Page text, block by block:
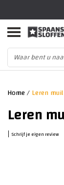
Home/Leren
Leren
| Schrijf je eigen review